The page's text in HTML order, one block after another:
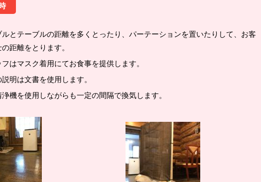
ルとテーブルの距離を多くとったり、パーテーションを置いたりして、お客
距離をとります。
はマスク着用にてお食事を提供します。
明は文書を使用します。
機を使用しながらも一定の間隔で換気します。